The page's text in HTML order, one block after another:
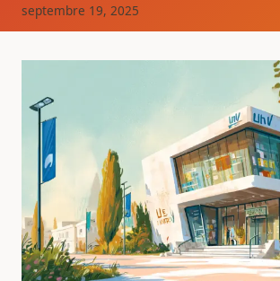
septembre 19, 2025